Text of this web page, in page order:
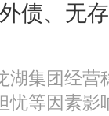
债、无
集团经营
忧等因素影